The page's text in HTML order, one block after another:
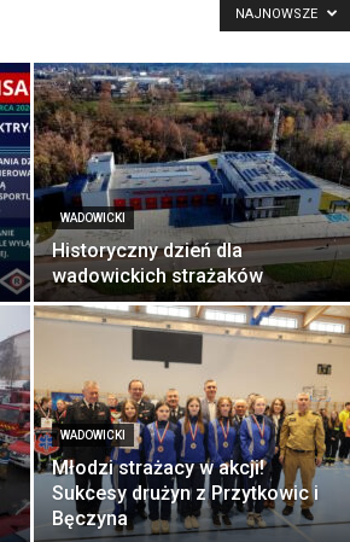
NAJNOWSZE
WADOWICKI
Historyczny dzień dla
wadowickich strażaków
WADOWICKI
Młodzi strażacy w akcji!
Sukcesy drużyn z Przytkowic i
Bęczyna